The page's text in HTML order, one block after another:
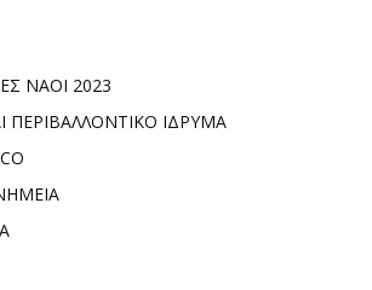
ΝΑΟΙ 2023
ΠΕΡΙΒΑΛΛΟΝΤΙΚΟ ΙΔΡΥΜΑ